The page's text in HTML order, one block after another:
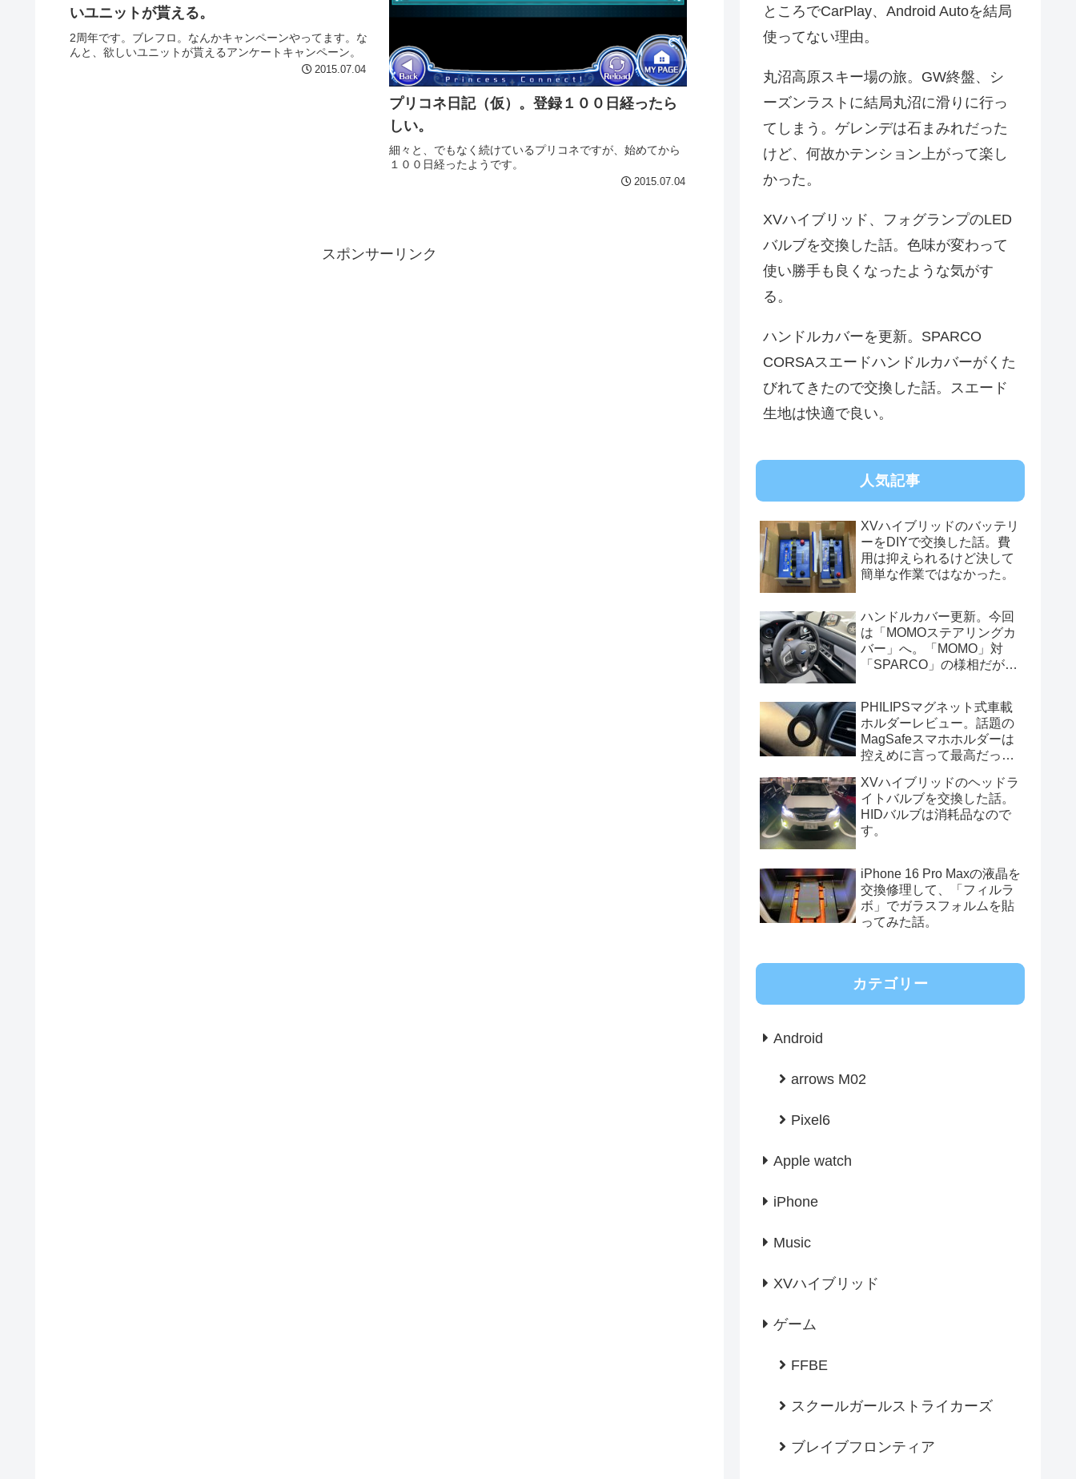
いユニットが貰える。
2周年です。ブレフロ。なんかキャンペーンやってます。な
んと、欲しいユニットが貰えるアンケートキャンペーン。
2015.07.04
プリコネ日記（仮）。登録１００日経ったら
しい。
細々と、でもなく続けているプリコネですが、始めてから
１００日経ったようです。
2015.07.04
スポンサーリンク
ところでCarPlay、Android Autoを結局
使ってない理由。
丸沼高原スキー場の旅。GW終盤、シ
ーズンラストに結局丸沼に滑りに行っ
てしまう。ゲレンデは石まみれだった
けど、何故かテンション上がって楽し
かった。
XVハイブリッド、フォグランプのLED
バルブを交換した話。色味が変わって
使い勝手も良くなったような気がす
る。
ハンドルカバーを更新。SPARCO
CORSAスエードハンドルカバーがくた
びれてきたので交換した話。スエード
生地は快適で良い。
人気記事
XVハイブリッドのバッテリ
ーをDIYで交換した話。費
用は抑えられるけど決して
簡単な作業ではなかった。
ハンドルカバー更新。今回
は「MOMOステアリングカ
バー」へ。「MOMO」対
「SPARCO」の様相だが、
PHILIPSマグネット式車載
ホルダーレビュー。話題の
MagSafeスマホホルダーは
控えめに言って最高だっ
XVハイブリッドのヘッドラ
イトバルブを交換した話。
HIDバルブは消耗品なので
す。
iPhone 16 Pro Maxの液晶を
交換修理して、「フィルラ
ボ」でガラスフォルムを貼
ってみた話。
カテゴリー
Android
arrows M02
Pixel6
Apple watch
iPhone
Music
XVハイブリッド
ゲーム
FFBE
スクールガールストライカーズ
ブレイブフロンティア